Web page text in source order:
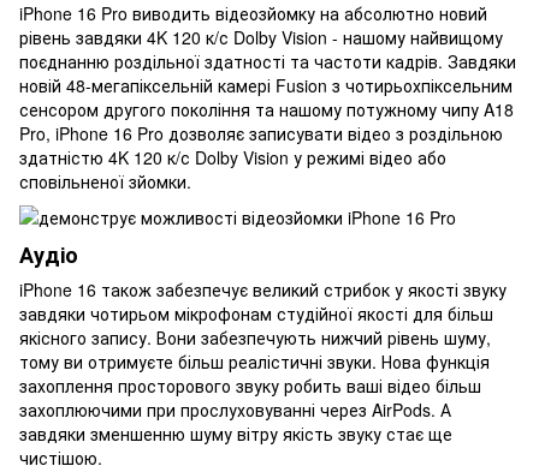
iPhone 16 Pro виводить відеозйомку на абсолютно новий
рівень завдяки 4K 120 к/с Dolby Vision - нашому найвищому
поєднанню роздільної здатності та частоти кадрів. Завдяки
новій 48-мегапіксельній камері Fusion з чотирьохпіксельним
сенсором другого покоління та нашому потужному чипу A18
Pro, iPhone 16 Pro дозволяє записувати відео з роздільною
здатністю 4K 120 к/с Dolby Vision у режимі відео або
сповільненої зйомки.
Аудіо
iPhone 16 також забезпечує великий стрибок у якості звуку
завдяки чотирьом мікрофонам студійної якості для більш
якісного запису. Вони забезпечують нижчий рівень шуму,
тому ви отримуєте більш реалістичні звуки. Нова функція
захоплення просторового звуку робить ваші відео більш
захоплюючими при прослуховуванні через AirPods. А
завдяки зменшенню шуму вітру якість звуку стає ще
чистішою.